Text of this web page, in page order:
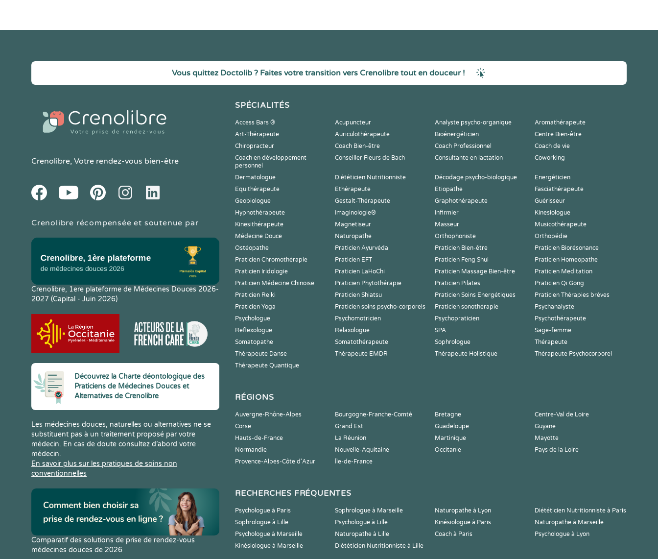
Vous quittez Doctolib ? Faites votre transition vers Crenolibre tout en douceur !
Crenolibre, Votre rendez-vous bien-être
FacebookYoutube PinteresetInstagramLinkedIn
Crenolibre récompensée et soutenue par
Crenolibre, 1ere plateforme de Médecines Douces 2026-
2027 (Capital - Juin 2026)
Découvrez la Charte déontologique des
Praticiens de Médecines Douces et
Alternatives de Crenolibre
Les médecines douces, naturelles ou alternatives ne se
substituent pas à un traitement proposé par votre
médecin. En cas de doute consultez d’abord votre
médecin.
En savoir plus sur les pratiques de soins non
conventionnelles
Comparatif des solutions de prise de rendez-vous
médecines douces de 2026
SPÉCIALITÉS
Access Bars ® Acupuncteur Analyste psycho-organique
Aromathérapeute
Art-Thérapeute
Auriculothérapeute Bioénergéticien
Centre Bien-être
Chiropracteur
Coach Bien-être Coach Professionnel
Coach de vie
Coach en développement
personnel
Conseiller Fleurs de Bach Consultante en lactation Coworking
Dermatologue Diététicien Nutritionniste Décodage psycho-biologique
Energéticien
Equithérapeute
Ethérapeute Etiopathe
Fasciathérapeute
Geobiologue
Gestalt-Thérapeute Graphothérapeute
Guérisseur
Hypnothérapeute
Imaginologie® Infirmier
Kinesiologue
Kinesithérapeute
Magnetiseur Masseur
Musicothérapeute
Médecine Douce
Naturopathe Orthophoniste
Orthopédie
Ostéopathe
Praticien Ayurvéda Praticien Bien-être
Praticien Biorésonance
Praticien Chromothérapie
Praticien EFT Praticien Feng Shui
Praticien Homeopathe
Praticien Iridologie
Praticien LaHoChi Praticien Massage Bien-être
Praticien Meditation
Praticien Médecine Chinoise
Praticien Phytothérapie Praticien Pilates
Praticien Qi Gong
Praticien Reiki
Praticien Shiatsu Praticien Soins Energétiques
Praticien Thérapies brèves
Praticien Yoga
Praticien soins psycho-corporels Praticien sonothérapie
Psychanalyste
Psychologue
Psychomotricien Psychopraticien
Psychothérapeute
Reflexologue
Relaxologue SPA
Sage-femme
Somatopathe
Somatothérapeute Sophrologue
Thérapeute
Thérapeute Danse
Thérapeute EMDR Thérapeute Holistique
Thérapeute Psychocorporel
Thérapeute Quantique
RÉGIONS
Auvergne-Rhône-Alpes Bourgogne-Franche-Comté Bretagne
Centre-Val de Loire
Corse
Grand Est Guadeloupe
Guyane
Hauts-de-France
La Réunion Martinique
Mayotte
Normandie
Nouvelle-Aquitaine Occitanie
Pays de la Loire
Provence-Alpes-Côte d'Azur
Île-de-France
RECHERCHES FRÉQUENTES
Psychologue à Paris Sophrologue à Marseille Naturopathe à Lyon
Diététicien Nutritionniste à Paris
Sophrologue à Lille
Psychologue à Lille Kinésiologue à Paris
Naturopathe à Marseille
Psychologue à Marseille
Naturopathe à Lille Coach à Paris
Psychologue à Lyon
Kinésiologue à Marseille
Diététicien Nutritionniste à Lille